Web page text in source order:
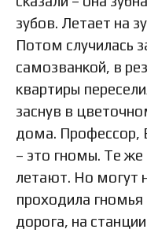
зубов. Летает на
Потом случилась
самозванкой, в
квартиры
заснув в
дома. Профессор,
– это гномы. Те
летают. Но могут
проходила
дорога, на